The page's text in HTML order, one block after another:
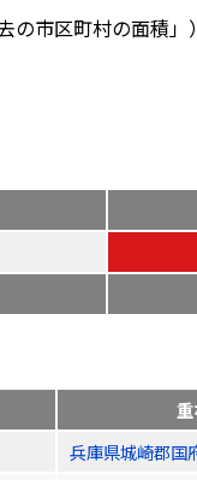
市区町村の面積
兵庫県城崎郡国